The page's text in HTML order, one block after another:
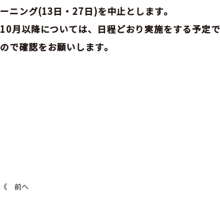
ーニング(13日・27日)を中止とします。
10月以降については、日程どおり実施をする予定
ので確認をお願いします。
《 前へ